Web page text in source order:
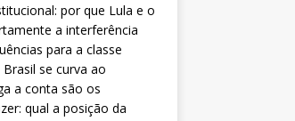
por que Lula e o
a interferência
para a classe
se curva ao
a conta são os
qual a posição da